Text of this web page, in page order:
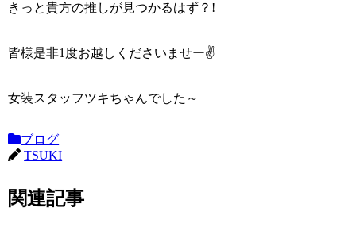
きっと貴方の推しが見つかるはず？!
皆様是非1度お越しくださいませー✌
女装スタッフツキちゃんでした～
ブログ
TSUKI
関連記事